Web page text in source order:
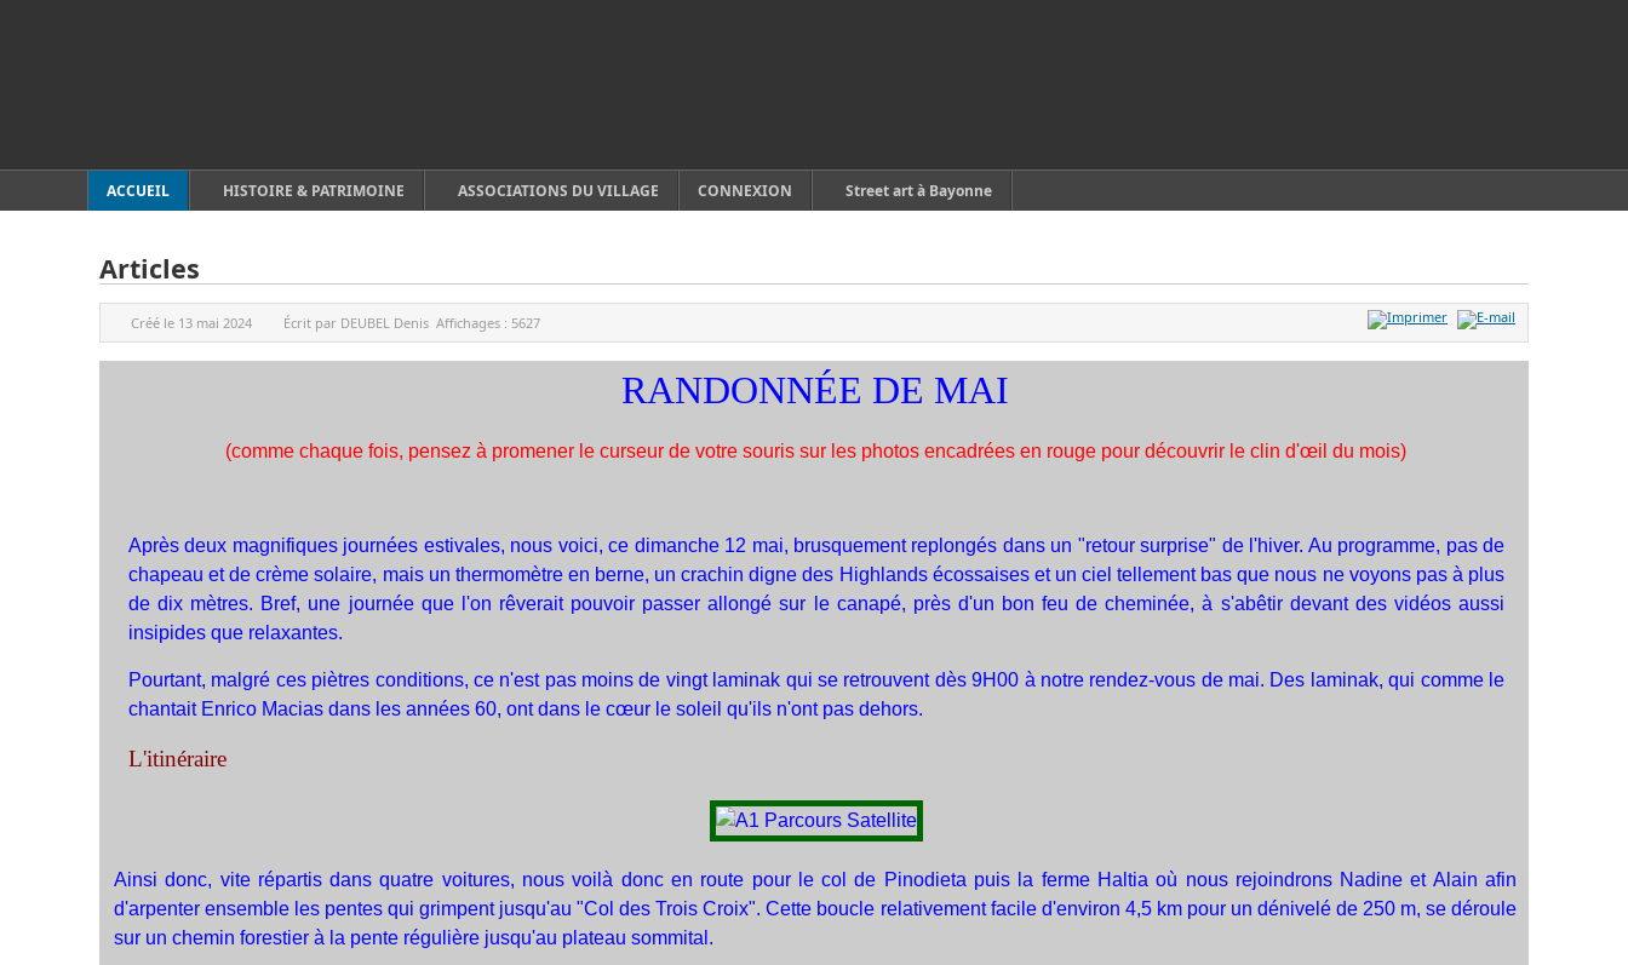
ACCUEIL HISTOIRE & PATRIMOINE ASSOCIATIONS DU VILLAGE CONNEXION Street art à Bayonne
Articles
Créé le 13 mai 2024 Écrit par DEUBEL Denis Affichages : 5627
RANDONNÉE DE MAI
(comme chaque fois, pensez à promener le curseur de votre souris sur les photos encadrées en rouge pour découvrir le clin d'œil du mois)
Après deux magnifiques journées estivales, nous voici, ce dimanche 12 mai, brusquement replongés dans un "retour surprise" de l'hiver. Au programme, pas de
chapeau et de crème solaire, mais un thermomètre en berne, un crachin digne des Highlands écossaises et un ciel tellement bas que nous ne voyons pas à plus
de dix mètres. Bref, une journée que l'on rêverait pouvoir passer allongé sur le canapé, près d'un bon feu de cheminée, à s'abêtir devant des vidéos aussi
insipides que relaxantes.
Pourtant, malgré ces piètres conditions, ce n'est pas moins de vingt laminak qui se retrouvent dès 9H00 à notre rendez-vous de mai. Des laminak, qui comme le
chantait Enrico Macias dans les années 60, ont dans le cœur le soleil qu'ils n'ont pas dehors.
L'itinéraire
Ainsi donc, vite répartis dans quatre voitures, nous voilà donc en route pour le col de Pinodieta puis la ferme Haltia où nous rejoindrons Nadine et Alain afin
d'arpenter ensemble les pentes qui grimpent jusqu'au "Col des Trois Croix". Cette boucle relativement facile d'environ 4,5 km pour un dénivelé de 250 m, se déroule
sur un chemin forestier à la pente régulière jusqu'au plateau sommital.